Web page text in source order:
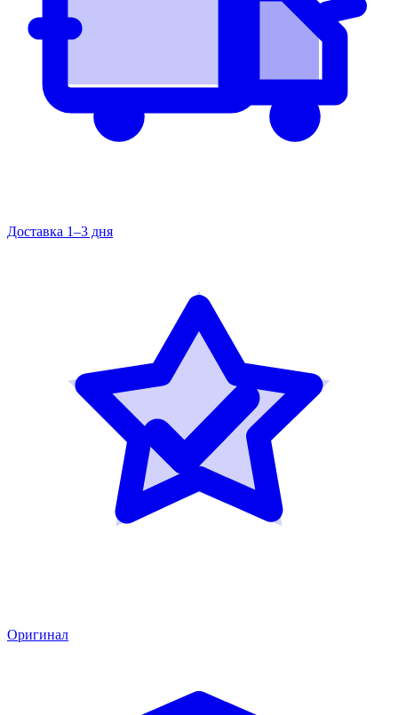
Доставка 1–3 дня
Оригинал